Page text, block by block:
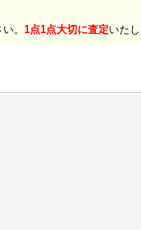
。 1点1点大切に査定いたし